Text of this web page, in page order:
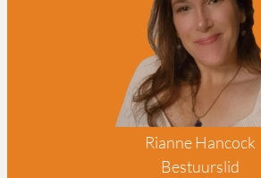
Rianne Hancock
Bestuurslid